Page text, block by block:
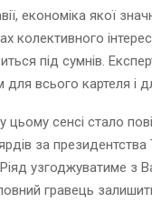
економіка якої
колективного
під сумнів.
всього картеля і
цьому сенсі стало
за
узгоджуватиме з
гравець